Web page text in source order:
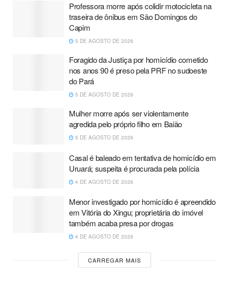
Professora morre após colidir motocicleta na
traseira de ônibus em São Domingos do
Capim
5 DE AGOSTO DE 2026
Foragido da Justiça por homicídio cometido
nos anos 90 é preso pela PRF no sudoeste
do Pará
5 DE AGOSTO DE 2026
Mulher morre após ser violentamente
agredida pelo próprio filho em Baião
5 DE AGOSTO DE 2026
Casal é baleado em tentativa de homicídio em
Uruará; suspeita é procurada pela polícia
4 DE AGOSTO DE 2026
Menor investigado por homicídio é apreendido
em Vitória do Xingu; proprietária do imóvel
também acaba presa por drogas
4 DE AGOSTO DE 2026
CARREGAR MAIS